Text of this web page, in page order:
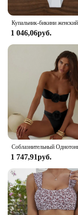
1 046,06руб.
1 747,91руб.